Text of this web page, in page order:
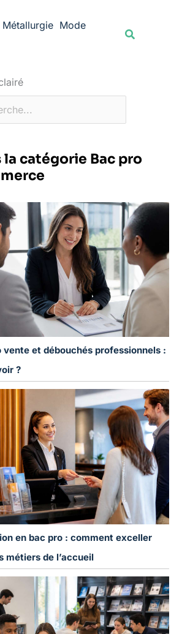
Métallurgie Mode
la catégorie Bac pro
vente et débouchés professionnels :
?
en bac pro : comment exceller
métiers de l’accueil